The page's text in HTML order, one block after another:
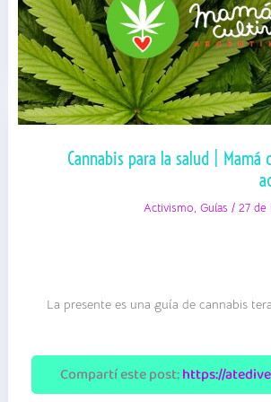
Cannabis para la salud | Mamá
Activismo,Guías /27 de
La presente es una guía de cannabis
Compartí este post:https://